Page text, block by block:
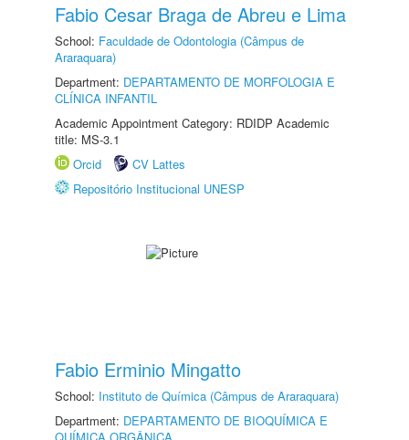
Fabio Cesar Braga de Abreu e Lima
School: Faculdade de Odontologia (Câmpus de
Araraquara)
Department: DEPARTAMENTO DE MORFOLOGIA E
CLÍNICA INFANTIL
Academic Appointment Category: RDIDP Academic
title: MS-3.1
Orcid
CV Lattes
Repositório Institucional UNESP
Fabio Erminio Mingatto
School: Instituto de Química (Câmpus de Araraquara)
Department: DEPARTAMENTO DE BIOQUÍMICA E